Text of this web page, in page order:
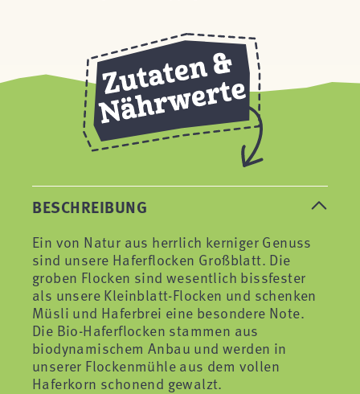
BESCHREIBUNG
Ein von Natur aus herrlich kerniger Genuss
sind unsere Haferflocken Großblatt. Die
groben Flocken sind wesentlich bissfester
als unsere Kleinblatt-Flocken und schenken
Müsli und Haferbrei eine besondere Note.
Die Bio-Haferflocken stammen aus
biodynamischem Anbau und werden in
unserer Flockenmühle aus dem vollen
Haferkorn schonend gewalzt.